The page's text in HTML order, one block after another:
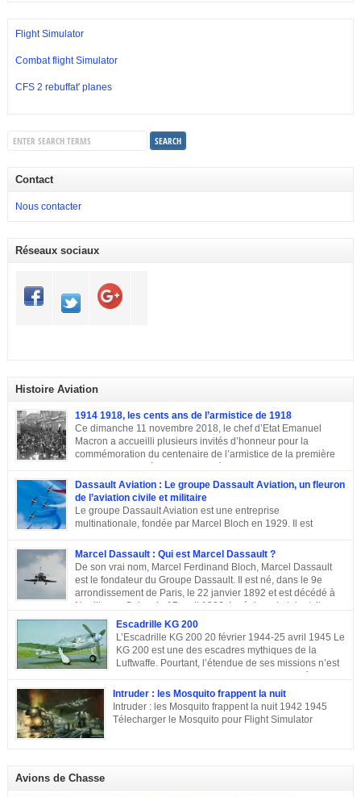
Flight Simulator
Combat flight Simulator
CFS 2 rebuffat' planes
Contact
Nous contacter
Réseaux sociaux
Histoire Aviation
1914 1918, les cents ans de l’armistice de 1918
Ce dimanche 11 novembre 2018, le chef d’Etat Emanuel
Macron a accueilli plusieurs invités d’honneur pour la
commémoration du centenaire de l’armistice de la première
et dirigeants ont célébré la cérémonie des cents ans de l’armistice de 1918.
Après une semaine mémorielle les célébrations se sont poursuivies par
une commémoraison à l’Arc de triomphe et un discours du président
Emmanuel Macron.
Dassault Aviation : Le groupe Dassault Aviation, un fleuron
de l’aviation civile et militaire
Le groupe Dassault Aviation est une entreprise
multinationale, fondée par Marcel Bloch en 1929. Il est
entre les mains de la famille de son fondateur et qui porte encore son nom,
Marcel Bloch ayant changé son nom en Dassault en 1946. Retour sur le
parcours de ce fleuron de l’aviation civile et militaire. De la première guerre
mondiale à la Course aux Armements Au début de la première guerre
mondiale, Marcel Bloch a créé la Société d’études aéronautiques avec son
Marcel Dassault : Qui est Marcel Dassault ?
De son vrai nom, Marcel Ferdinand Bloch, Marcel Dassault
est le fondateur du Groupe Dassault. Il est né, dans le 9e
arrondissement de Paris, le 22 janvier 1892 et est décédé à
Neuilly-sur-Seine, le 17 avril 1986. Ingénieur de talent, il a
également été un entrepreneur et un homme politique français. Enfance et
famille de Marcel Dassault Dernier enfant d’Adolphe Bloch et de Noémie
Allatini, Marcel avait trois frères ainés. Le premier est mort à son jeune âge,
le second, Darius Paul Bloch est devenu générale d’armée et le troisième,
René était chirurgien à Paris avant d’être exécuté en déportation […]
Escadrille KG 200
L’Escadrille KG 200 20 février 1944-25 avril 1945 Le
KG 200 est une des escadres mythiques de la
Luftwaffe. Pourtant, l’étendue de ses missions n’est
pas toujours connue, et cette escadre peut évoquer
des missions très différentes selon les centres d’intérêts : patrouille
maritime, Mistel ou missions secrètes. Partons du commencement : le nom.
La désignation KG 200, KampfGeschwader 200, signifie littéralement »
escadre de combat n°200 « . » Escadre de combat « , c’est un peu vague.
Donc il n’y a pas a priori de limites aux missions du KG 200, sous cette
Intruder : les Mosquito frappent la nuit
Intruder : les Mosquito frappent la nuit 1942 1945
Télecharger le Mosquito pour Flight Simulator
Avions de Chasse